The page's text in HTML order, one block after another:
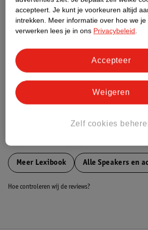
Nature Impact Score
Meer informatie
Bestel & Bezorginformatie
Meer Lexibook Alle Speakers en
Hoe controleren wij de reviews?
accepteert. Je kunt je voorkeuren altijd
intrekken. Meer informatie over hoe we je
verwerken lees je in ons Privacybeleid.
Zelf cookies
Weigeren
Accepteer